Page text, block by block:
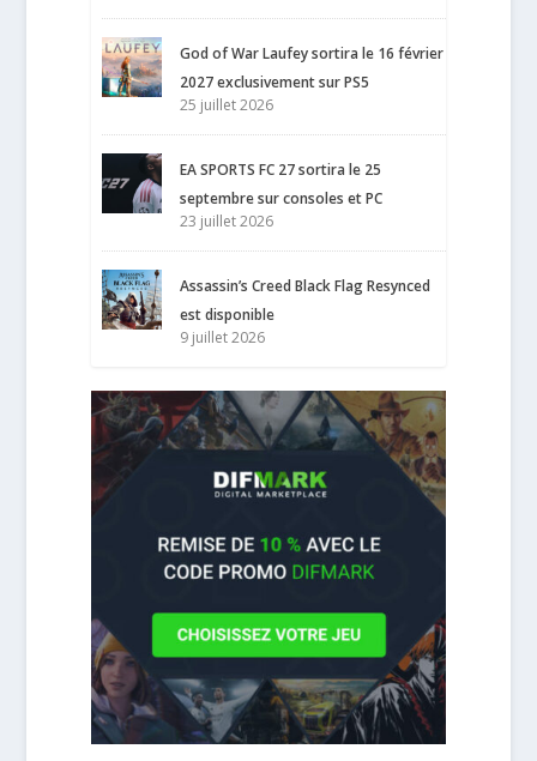
God of War Laufey sortira le 16 février
2027 exclusivement sur PS5
25 juillet 2026
EA SPORTS FC 27 sortira le 25
septembre sur consoles et PC
23 juillet 2026
Assassin’s Creed Black Flag Resynced
est disponible
9 juillet 2026